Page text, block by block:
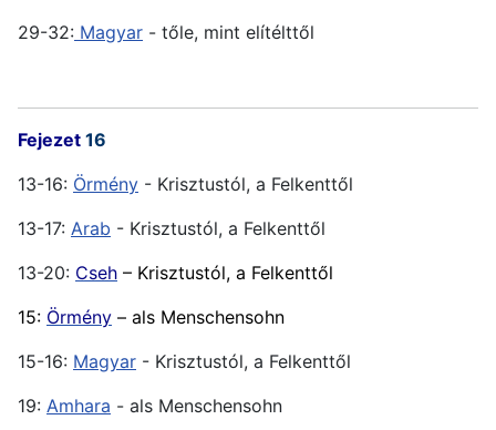
29-32: Magyar - tőle, mint elítélttől
Fejezet 16
13-16: Örmény - Krisztustól, a Felkenttől
13-17: Arab - Krisztustól, a Felkenttől
13-20: Cseh – Krisztustól, a Felkenttől
15: Örmény – als Menschensohn
15-16: Magyar - Krisztustól, a Felkenttől
19: Amhara - als Menschensohn